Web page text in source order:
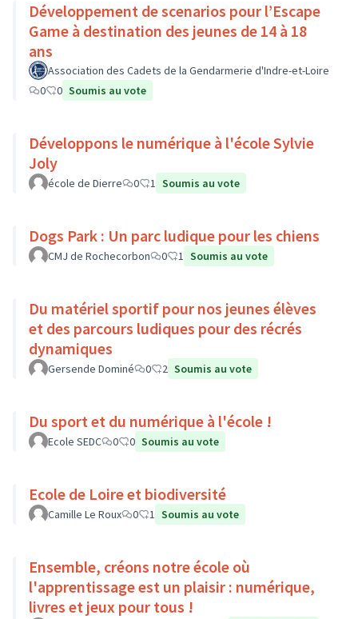
Développement de scenarios pour l’Escape
Game à destination des jeunes de 14 à 18
ans
Association des Cadets de la Gendarmerie d'Indre-et-Loire
0
0 Soumis au vote
Développons le numérique à l'école Sylvie
Joly
école de Dierre 0 1 Soumis au vote
Dogs Park : Un parc ludique pour les chiens
CMJ de Rochecorbon 0 1 Soumis au vote
Du matériel sportif pour nos jeunes élèves
et des parcours ludiques pour des récrés
dynamiques
Gersende Dominé 0 2 Soumis au vote
Du sport et du numérique à l'école !
Ecole SEDC 0 0 Soumis au vote
Ecole de Loire et biodiversité
Camille Le Roux 0 1 Soumis au vote
Ensemble, créons notre école où
l'apprentissage est un plaisir : numérique,
livres et jeux pour tous !